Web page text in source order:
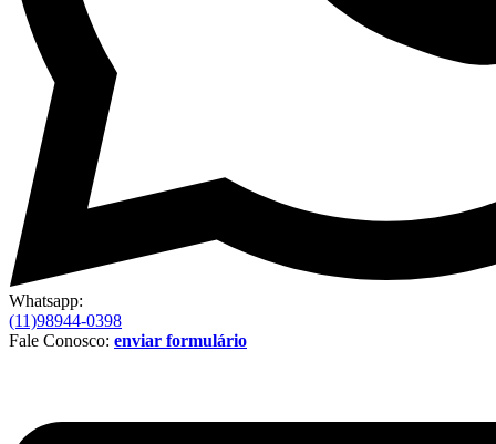
Whatsapp:
(11)98944-0398
Fale Conosco: enviar formulário